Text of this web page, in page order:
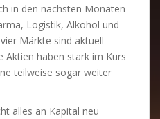
in den nächsten Monaten
Logistik, Alkohol und
Märkte sind aktuell
Aktien haben stark im Kurs
teilweise sogar weiter
alles an Kapital neu